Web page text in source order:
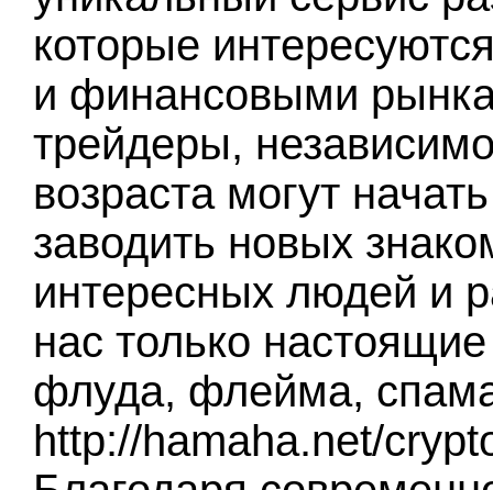
которые
и финансовыми
трейдеры,
возраста могут
заводить новых
интересных людей и
нас только
флуда, флейма,
http://hamaha.net/